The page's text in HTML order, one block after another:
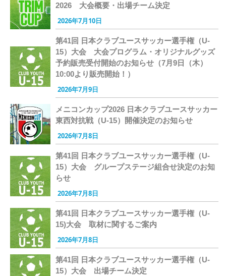
2026 大会概要・出場チーム決定
2026年7月10日
第41回 日本クラブユースサッカー選手権（U-
15）大会 大会プログラム・オリジナルグッズ
予約販売受付開始のお知らせ（7月9日（木）
10:00より販売開始！）
2026年7月9日
メニコンカップ2026 日本クラブユースサッカー
東西対抗戦（U-15）開催決定のお知らせ
2026年7月8日
第41回 日本クラブユースサッカー選手権（U-
15）大会 グループステージ組合せ決定のお知
らせ
2026年7月8日
第41回 日本クラブユースサッカー選手権（U-
15)大会 取材に関するご案内
2026年7月8日
第41回 日本クラブユースサッカー選手権（U-
15）大会 出場チーム決定